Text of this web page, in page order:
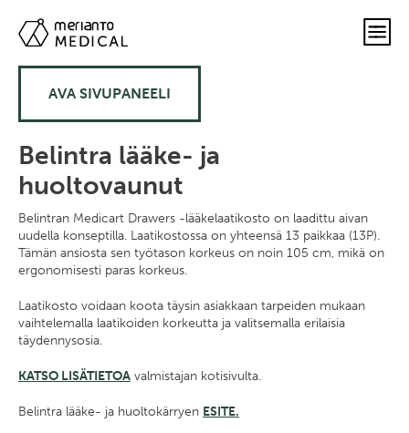
AVA SIVUPANEELI
Belintra lääke- ja
huoltovaunut
Belintran Medicart Drawers -lääkelaatikosto on laadittu aivan
uudella konseptilla. Laatikostossa on yhteensä 13 paikkaa (13P).
Tämän ansiosta sen työtason korkeus on noin 105 cm, mikä on
ergonomisesti paras korkeus.
Laatikosto voidaan koota täysin asiakkaan tarpeiden mukaan
vaihtelemalla laatikoiden korkeutta ja valitsemalla erilaisia
täydennysosia.
KATSO LISÄTIETOA valmistajan kotisivulta.
Belintra lääke- ja huoltokärryen ESITE.